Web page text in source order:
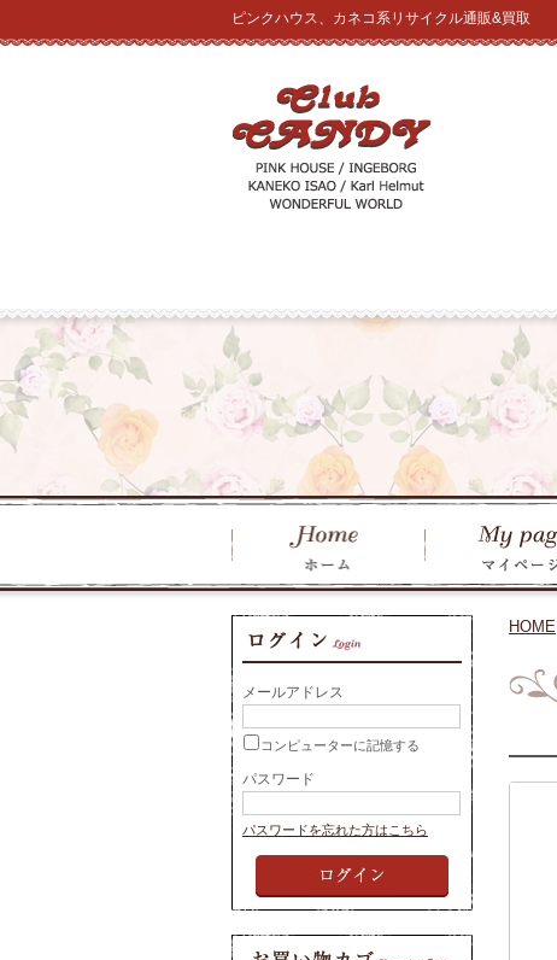
ピンクハウス、カネコ系リサイクル通販&買取
HOME
メールアドレス
コンピューターに記憶する
パスワード
パスワードを忘れた方はこちら